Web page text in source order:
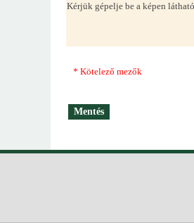
Kérjük gépelje be a képen
* Kötelező mezők